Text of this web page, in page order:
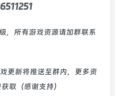
，所有游戏资源请加群联系
更新将推送至群内，更多资
取（感谢支持）